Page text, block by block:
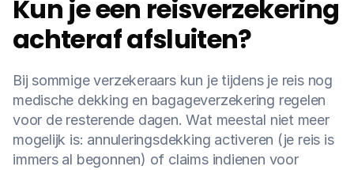
Kun je een reisverzekering
achteraf afsluiten?
Bij sommige verzekeraars kun je tijdens je reis nog
medische dekking en bagageverzekering regelen
voor de resterende dagen. Wat meestal niet meer
mogelijk is: annuleringsdekking activeren (je reis is
immers al begonnen) of claims indienen voor